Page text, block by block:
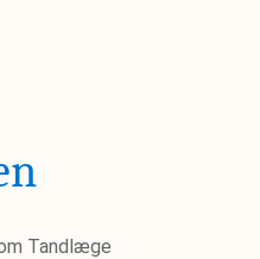
Tandlæge